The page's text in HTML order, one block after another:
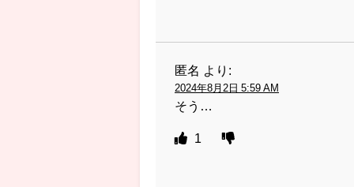
匿名 より:
2024年8月2日 5:59 AM
そう…
1